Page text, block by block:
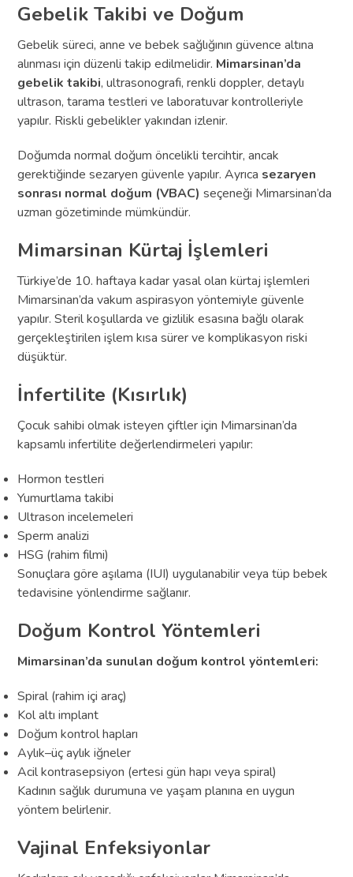
Gebelik Takibi ve Doğum
Gebelik süreci, anne ve bebek sağlığının güvence altına
alınması için düzenli takip edilmelidir. Mimarsinan’da
gebelik takibi, ultrasonografi, renkli doppler, detaylı
ultrason, tarama testleri ve laboratuvar kontrolleriyle
yapılır. Riskli gebelikler yakından izlenir.
Doğumda normal doğum öncelikli tercihtir, ancak
gerektiğinde sezaryen güvenle yapılır. Ayrıca sezaryen
sonrası normal doğum (VBAC) seçeneği Mimarsinan’da
uzman gözetiminde mümkündür.
Mimarsinan Kürtaj İşlemleri
Türkiye’de 10. haftaya kadar yasal olan kürtaj işlemleri
Mimarsinan’da vakum aspirasyon yöntemiyle güvenle
yapılır. Steril koşullarda ve gizlilik esasına bağlı olarak
gerçekleştirilen işlem kısa sürer ve komplikasyon riski
düşüktür.
İnfertilite (Kısırlık)
Çocuk sahibi olmak isteyen çiftler için Mimarsinan’da
kapsamlı infertilite değerlendirmeleri yapılır:
Hormon testleri
Yumurtlama takibi
Ultrason incelemeleri
Sperm analizi
HSG (rahim filmi)
Sonuçlara göre aşılama (IUI) uygulanabilir veya tüp bebek
tedavisine yönlendirme sağlanır.
Doğum Kontrol Yöntemleri
Mimarsinan’da sunulan doğum kontrol yöntemleri:
Spiral (rahim içi araç)
Kol altı implant
Doğum kontrol hapları
Aylık–üç aylık iğneler
Acil kontrasepsiyon (ertesi gün hapı veya spiral)
Kadının sağlık durumuna ve yaşam planına en uygun
yöntem belirlenir.
Vajinal Enfeksiyonlar